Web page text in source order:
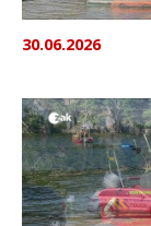
30.06.2026